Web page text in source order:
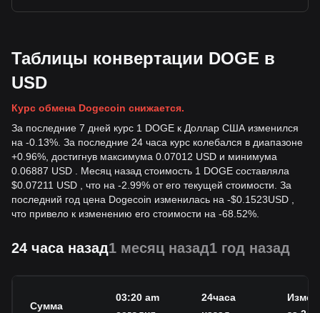
Таблицы конвертации DOGE в
USD
Курс обмена Dogecoin снижается.
За последние 7 дней курс 1 DOGE к Доллар США изменился
на -0.13%. За последние 24 часа курс колебался в диапазоне
+0.96%, достигнув максимума 0.07012 USD и минимума
0.06887 USD . Месяц назад стоимость 1 DOGE составляла
$0.07211 USD , что на -2.99% от его текущей стоимости. За
последний год цена Dogecoin изменилась на -$0.1523USD
что привело к изменению его стоимости на -68.52%.
24 часа назад1 месяц назад1 год назад
Сумма
03:20 am
24часа